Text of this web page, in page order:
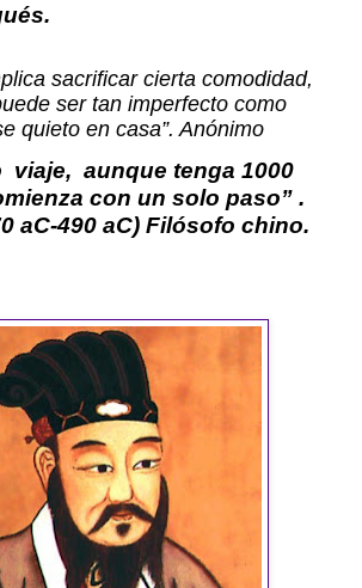
sacrificar cierta comodidad,
ser tan imperfecto como
quieto en casa”. Anónimo
viaje, aunque tenga 1000
con un solo paso” .
aC-490 aC) Filósofo chino.